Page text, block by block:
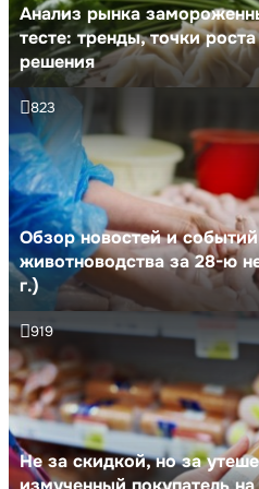
Анализ рынка
тесте: тренды, точки
решения
Обзор новостей и
животноводства за 28-ю
г.)
823
Не за скидкой, но за
919